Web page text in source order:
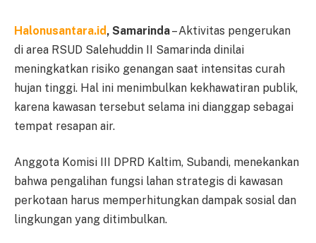
Halonusantara.id, Samarinda– Aktivitas pengerukan
di area RSUD Salehuddin II Samarinda dinilai
meningkatkan risiko genangan saat intensitas curah
hujan tinggi. Hal ini menimbulkan kekhawatiran publik,
karena kawasan tersebut selama ini dianggap sebagai
tempat resapan air.
Anggota Komisi III DPRD Kaltim, Subandi, menekankan
bahwa pengalihan fungsi lahan strategis di kawasan
perkotaan harus memperhitungkan dampak sosial dan
lingkungan yang ditimbulkan.